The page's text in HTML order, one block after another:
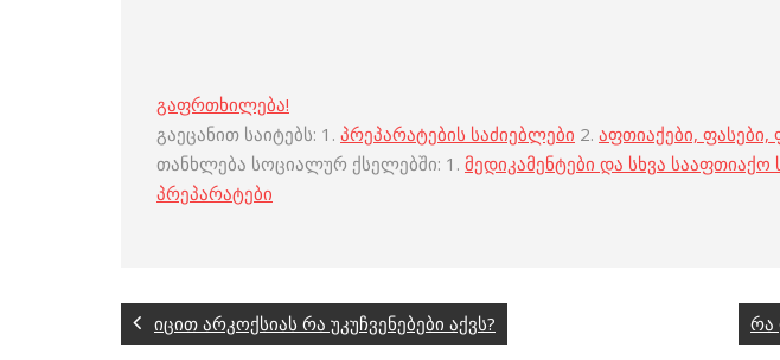
გაფრთხილება!
გაეცანით საიტებს: 1. პრეპარატების საძიებლები 2. აფთიაქები,
თანხლება სოციალურ ქსელებში: 1. მედიკამენტები და სხვა
პრეპარატები
იცით არკოქსიას რა უკუჩვენებები აქვს? რა